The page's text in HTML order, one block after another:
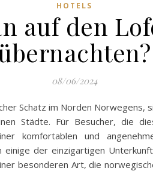
HOTELS
auf den
08/06/2024
Schatz im Norden Norwegens,
Städte. Für Besucher, die
komfortablen und
der einzigartigen
besonderen Art, die